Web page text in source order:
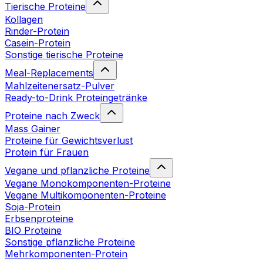
Tierische Proteine
Kollagen
Rinder-Protein
Casein-Protein
Sonstige tierische Proteine
Meal-Replacements
Mahlzeitenersatz-Pulver
Ready-to-Drink Proteingetränke
Proteine nach Zweck
Mass Gainer
Proteine für Gewichtsverlust
Protein für Frauen
Vegane und pflanzliche Proteine
Vegane Monokomponenten-Proteine
Vegane Multikomponenten-Proteine
Soja-Protein
Erbsenproteine
BIO Proteine
Sonstige pflanzliche Proteine
Mehrkomponenten-Protein